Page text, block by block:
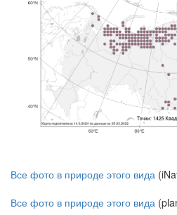
Все фото в природе этого вида
Все фото в природе этого вида